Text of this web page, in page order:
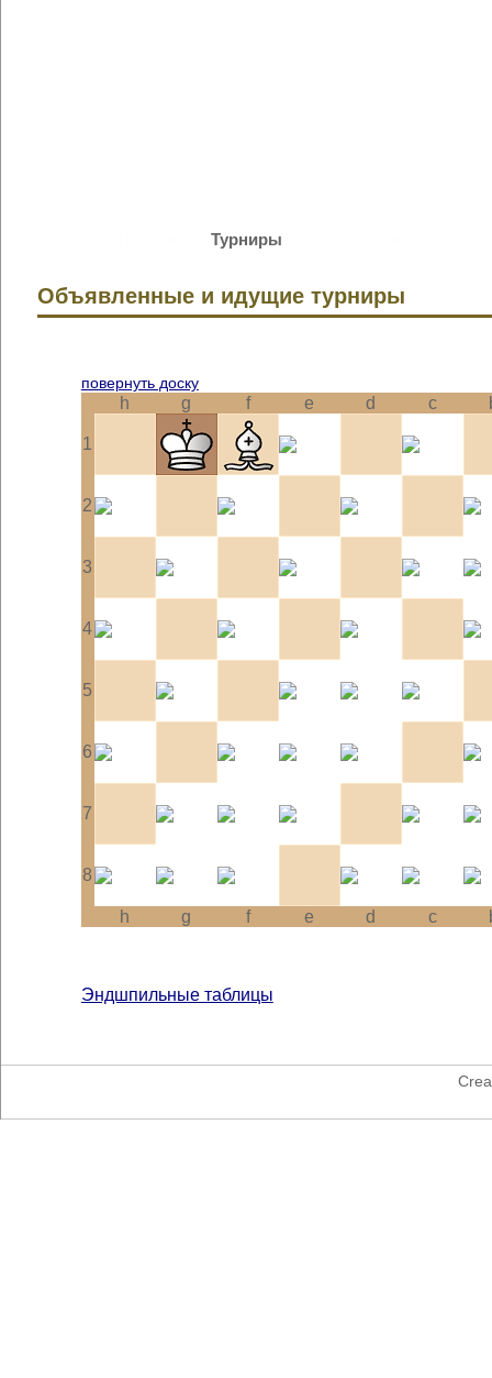
Турниры
Объявленные и идущие турниры
повернуть доску
h g f e d c
1
2
3
4
5
6
7
8
h g f e d c
Эндшпильные таблицы